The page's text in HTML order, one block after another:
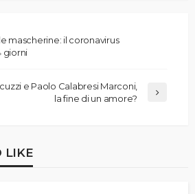
mascherine: il coronavirus
giorni
e Paolo Calabresi Marconi,
la fine di un amore?
LIKE